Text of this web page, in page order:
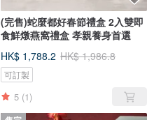
(完售)蛇麼都好春節禮盒 2入雙即
食鮮燉燕窩禮盒 孝親養身首選
HK$ 1,788.2 HK$ 1,986.8
可訂製
5 (1)